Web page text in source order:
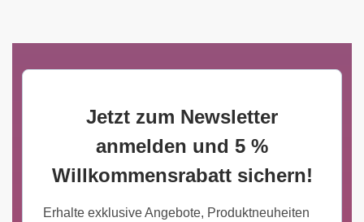
Jetzt zum Newsletter
anmelden und 5 %
Willkommensrabatt sichern!
Erhalte exklusive Angebote, Produktneuheiten